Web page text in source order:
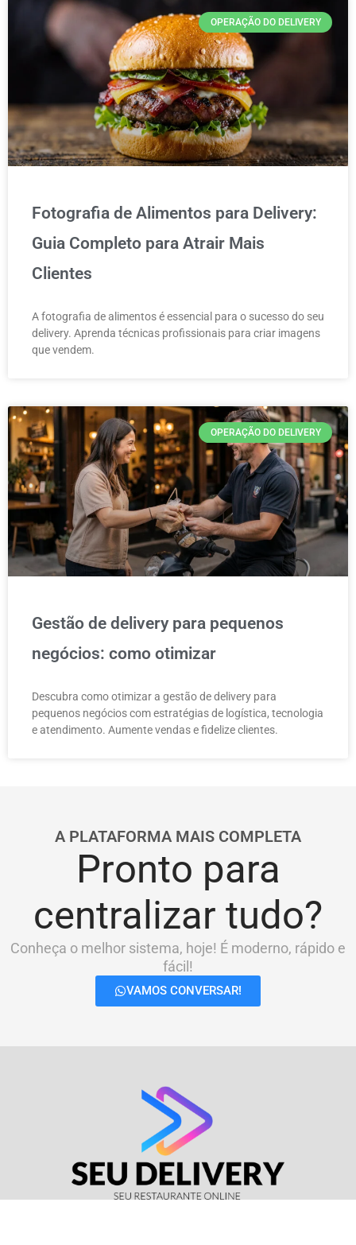
OPERAÇÃO DO DELIVERY
Fotografia de Alimentos para Delivery:
Guia Completo para Atrair Mais
Clientes
A fotografia de alimentos é essencial para o sucesso do seu
delivery. Aprenda técnicas profissionais para criar imagens
que vendem.
OPERAÇÃO DO DELIVERY
Gestão de delivery para pequenos
negócios: como otimizar
Descubra como otimizar a gestão de delivery para
pequenos negócios com estratégias de logística, tecnologia
e atendimento. Aumente vendas e fidelize clientes.
A PLATAFORMA MAIS COMPLETA
Pronto para
centralizar tudo?
Conheça o melhor sistema, hoje! É moderno, rápido e
fácil!
VAMOS CONVERSAR!